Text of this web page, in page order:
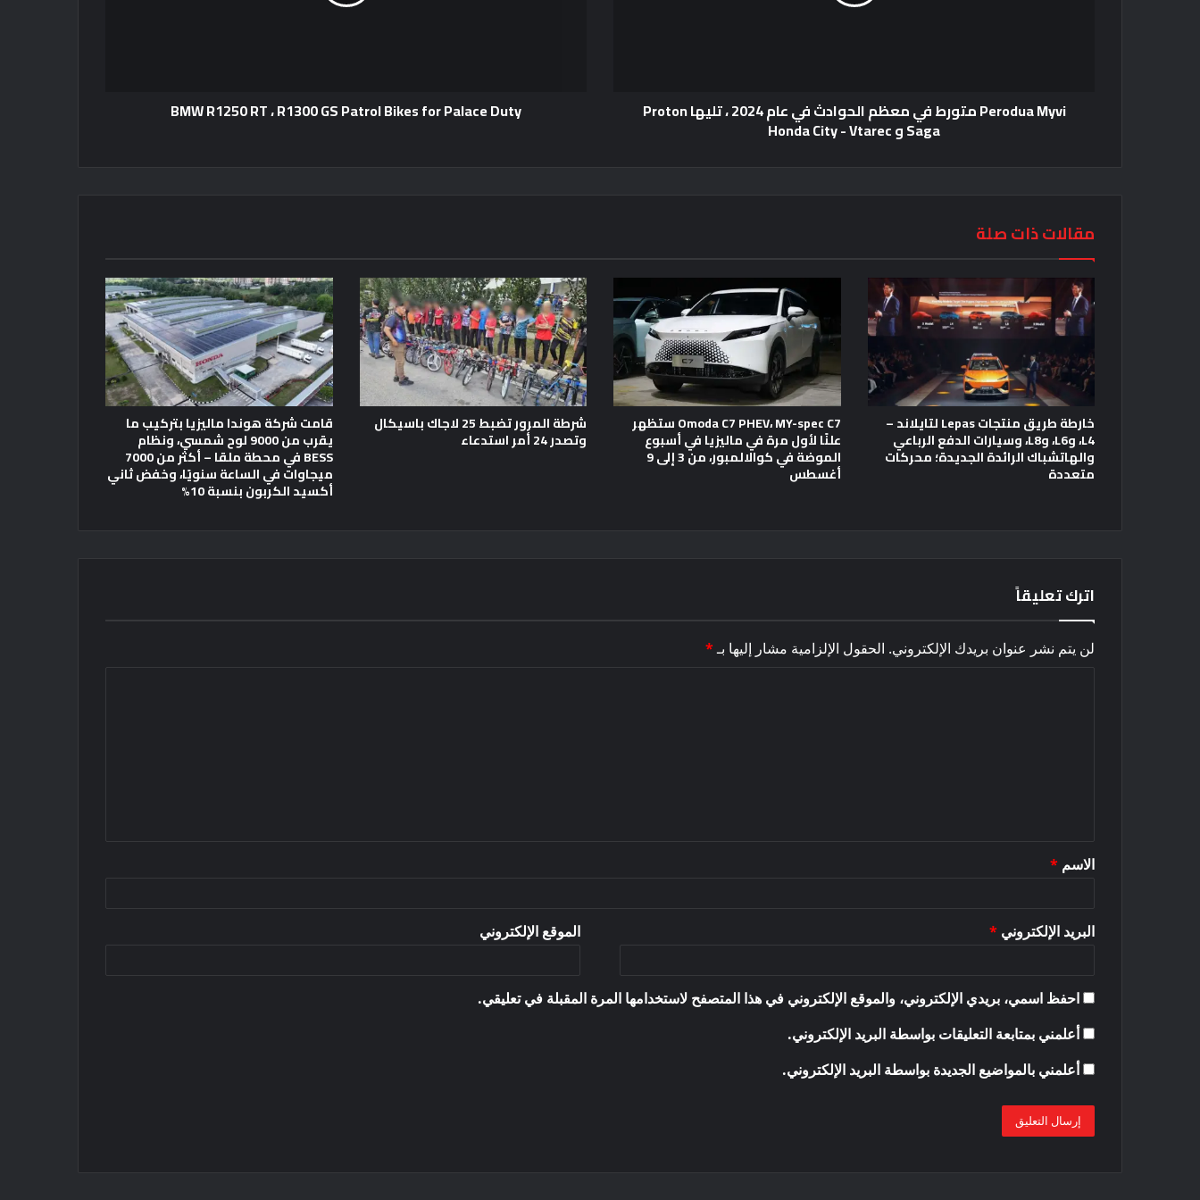
Perodua Myvi متورط في معظم الحوادث في عام 2024 ، تليها Proton
Saga و Honda City - Vtarec
BMW R1250 RT ، R1300 GS Patrol Bikes for Palace Duty
مقالات ذات صلة
خارطة طريق منتجات Lepas لتايلاند –
L4، وL6، وL8، وسيارات الدفع الرباعي
والهاتشباك الرائدة الجديدة؛ محركات
متعددة
Omoda C7 PHEV، MY-spec C7 ستظهر
علنًا لأول مرة في ماليزيا في أسبوع
الموضة في كوالالمبور، من 3 إلى 9
أغسطس
شرطة المرور تضبط 25 لاجاك باسيكال
وتصدر 24 أمر استدعاء
قامت شركة هوندا ماليزيا بتركيب ما
يقرب من 9000 لوح شمسي، ونظام
BESS في محطة ملقا – أكثر من 7000
ميجاوات في الساعة سنويًا، وخفض ثاني
أكسيد الكربون بنسبة 10%
اترك تعليقاً
لن يتم نشر عنوان بريدك الإلكتروني. الحقول الإلزامية مشار إليها بـ*
*
الاسم *
البريد الإلكتروني * الموقع الإلكتروني
احفظ اسمي، بريدي الإلكتروني، والموقع الإلكتروني في هذا المتصفح لاستخدامها المرة المقبلة في تعليقي.
أعلمني بمتابعة التعليقات بواسطة البريد الإلكتروني.
أعلمني بالمواضيع الجديدة بواسطة البريد الإلكتروني.